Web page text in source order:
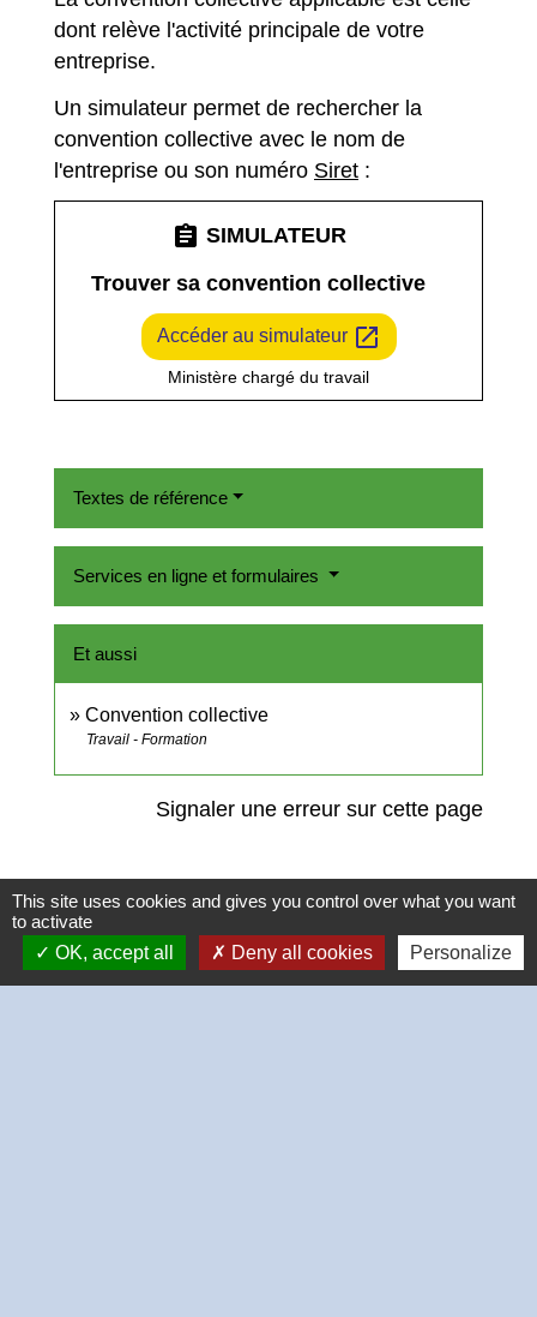
dont relève l'activité principale de votre
entreprise.
Un simulateur permet de rechercher la
convention collective avec le nom de
l'entreprise ou son numéro Siret :
assignment SIMULATEUR
Trouver sa convention collective
Accéder au simulateur open_in_new
Ministère chargé du travail
Textes de référence
Services en ligne et formulaires
Et aussi
Convention collective
Travail - Formation
Signaler une erreur sur cette page
This site uses cookies and gives you control over what you want
to activate
OK, accept all
Deny all cookies Personalize